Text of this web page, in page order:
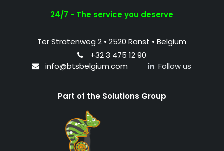
24/7 - The service you deserve
Ter Stratenweg 2 • 2520 Ranst • Belgium
+32 3 475 12 90
info@btsbelgium.com
Follow us
Part of the Solutions Group